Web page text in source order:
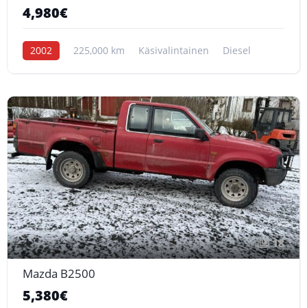
4,980€
2002 225,000 km Käsivalintainen Diesel
18
Mazda B2500
5,380€